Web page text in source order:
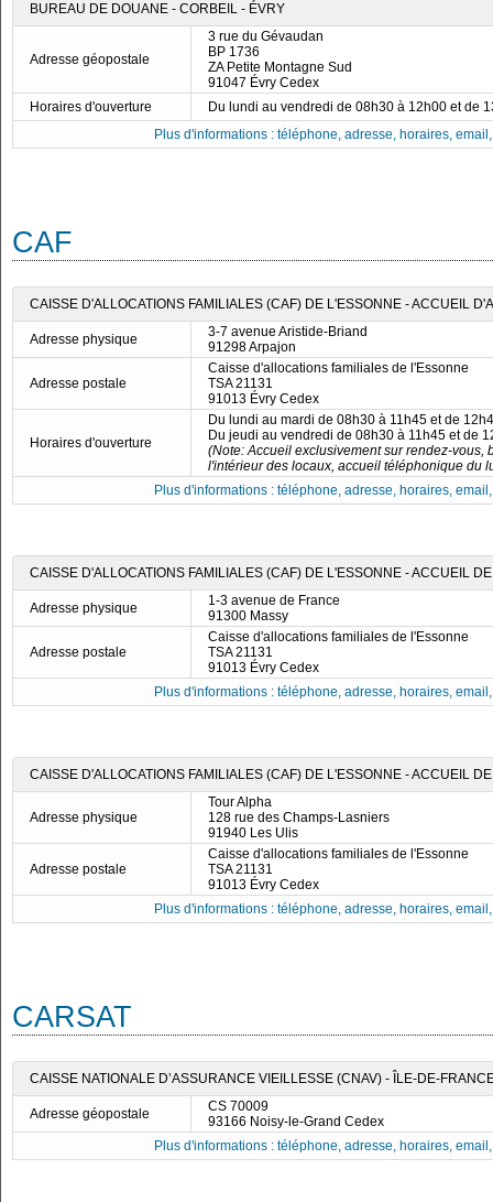
BUREAU DE DOUANE - CORBEIL - ÉVRY
Adresse géopostale
3 rue du Gévaudan
BP 1736
ZA Petite Montagne Sud
91047 Évry Cedex
Horaires d'ouverture
Du lundi au vendredi de 08h30 à 12h00 et de
Plus d'informations : téléphone, adresse, horaires,
CAF
CAISSE D'ALLOCATIONS FAMILIALES (CAF) DE L'ESSONNE - ACCUEIL
Adresse physique
3-7 avenue Aristide-Briand
91298 Arpajon
Adresse postale
Caisse d'allocations familiales de l'Essonne
TSA 21131
91013 Évry Cedex
Horaires d'ouverture
Du lundi au mardi de 08h30 à 11h45 et de
Du jeudi au vendredi de 08h30 à 11h45 et de
(Note: Accueil exclusivement sur rendez-vous,
l'intérieur des locaux, accueil téléphonique du
Plus d'informations : téléphone, adresse, horaires,
CAISSE D'ALLOCATIONS FAMILIALES (CAF) DE L'ESSONNE - ACCUEIL
Adresse physique
1-3 avenue de France
91300 Massy
Adresse postale
Caisse d'allocations familiales de l'Essonne
TSA 21131
91013 Évry Cedex
Plus d'informations : téléphone, adresse, horaires,
CAISSE D'ALLOCATIONS FAMILIALES (CAF) DE L'ESSONNE - ACCUEIL
Adresse physique
Tour Alpha
128 rue des Champs-Lasniers
91940 Les Ulis
Adresse postale
Caisse d'allocations familiales de l'Essonne
TSA 21131
91013 Évry Cedex
Plus d'informations : téléphone, adresse, horaires,
CARSAT
CAISSE NATIONALE D’ASSURANCE VIEILLESSE (CNAV) - ÎLE-DE-
Adresse géopostale
CS 70009
93166 Noisy-le-Grand Cedex
Plus d'informations : téléphone, adresse, horaires,